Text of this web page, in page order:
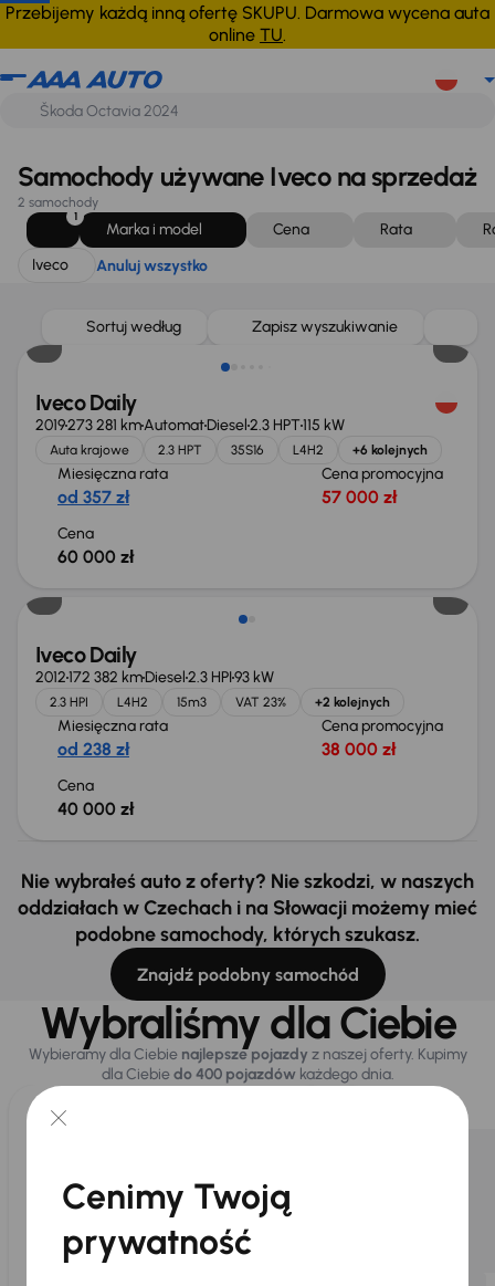
Przebijemy każdą inną ofertę SKUPU. Darmowa wycena auta
online TU.
Iveco Anuluj wszystko
Samochody używane Iveco na sprzedaż
2 samochody
1
Marka i model Cena Rata
Iveco
Anuluj wszystko
Sortuj według Zapisz wyszukiwanie
Możliwość odliczenia VAT
Iveco Daily
2019273 281 kmAutomatDiesel2.3 HPT115 kW
Auta krajowe 2.3 HPT 35S16 L4H2 +6 kolejnych
Miesięczna rata
od 357 zł
Cena promocyjna
57 000 zł
Cena
60 000 zł
Możliwość odliczenia VAT
Iveco Daily
2012172 382 kmDiesel2.3 HPI93 kW
2.3 HPI L4H2 15m3 VAT 23% +2 kolejnych
Miesięczna rata
od 238 zł
Cena promocyjna
38 000 zł
Cena
40 000 zł
Nie wybrałeś auto z oferty? Nie szkodzi, w naszych
oddziałach w Czechach i na Słowacji możemy mieć
podobne samochody, których szukasz.
Znajdź podobny samochód
Wybraliśmy dla Ciebie
Wybieramy dla Ciebie najlepsze pojazdy z naszej oferty. Kupimy
dla Ciebiedo 400 pojazdówkażdego dnia.
Cenimy Twoją
prywatność